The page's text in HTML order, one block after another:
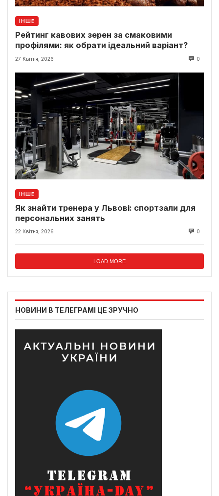
ІНШЕ
Рейтинг кавових зерен за смаковими
профілями: як обрати ідеальний варіант?
27 Квітня, 2026 0
ІНШЕ
Як знайти тренера у Львові: спортзали для
персональних занять
22 Квітня, 2026 0
LOAD MORE
НОВИНИ В ТЕЛЕГРАМІ ЦЕ ЗРУЧНО